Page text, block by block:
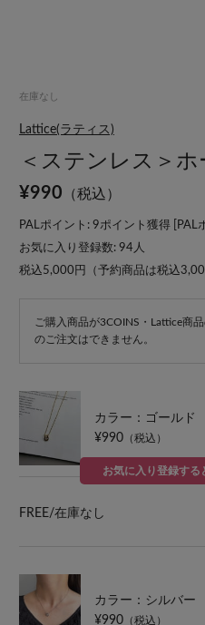
在庫なし
Lattice(ラティス)
＜ステンレス＞
¥990 （税込）
PALポイント: 9ポイント獲得 [ PAL
お気に入り登録数: 94 人
税込5,000円（予約商品は税込
ご購入商品が3COINS・Lattice商
のご注文はできません。
カラー：ゴールド
¥990 （税込）
FREE/在庫なし
お気に入り登録する
カラー：シルバー
¥990 （税込）